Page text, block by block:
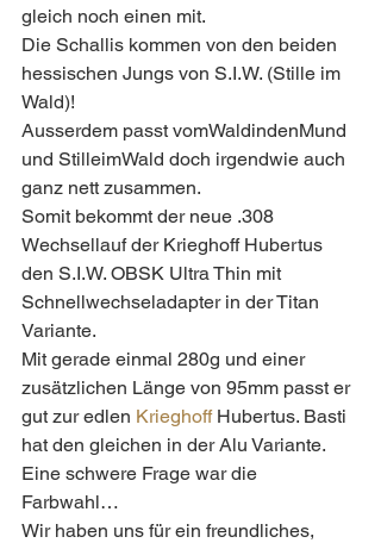
gleich noch einen mit.
Die Schallis kommen von den beiden
hessischen Jungs von S.I.W. (Stille im
Wald)!
Ausserdem passt vomWaldindenMund
und StilleimWald doch irgendwie auch
ganz nett zusammen.
Somit bekommt der neue .308
Wechsellauf der Krieghoff Hubertus
den S.I.W. OBSK Ultra Thin mit
Schnellwechseladapter in der Titan
Variante.
Mit gerade einmal 280g und einer
zusätzlichen Länge von 95mm passt er
gut zur edlen Krieghoff Hubertus. Basti
hat den gleichen in der Alu Variante.
Eine schwere Frage war die
Farbwahl…
Wir haben uns für ein freundliches,